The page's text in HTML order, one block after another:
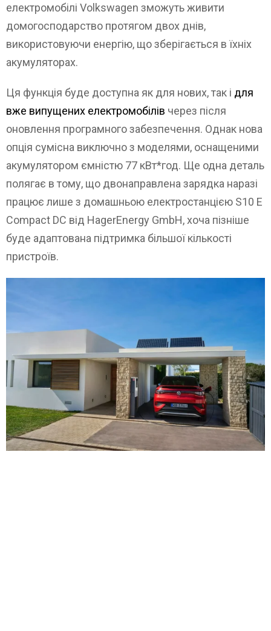
електромобілі Volkswagen зможуть живити
домогосподарство протягом двох днів,
використовуючи енергію, що зберігається в їхніх
акумуляторах.
Ця функція буде доступна як для нових, так і для
вже випущених електромобілів через після
оновлення програмного забезпечення. Однак нова
опція сумісна виключно з моделями, оснащеними
акумулятором ємністю 77 кВт*год. Ще одна деталь
полягає в тому, що двонаправлена зарядка наразі
працює лише з домашньою електростанцією S10 E
Compact DC від HagerEnergy GmbH, хоча пізніше
буде адаптована підтримка більшої кількості
пристроїв.